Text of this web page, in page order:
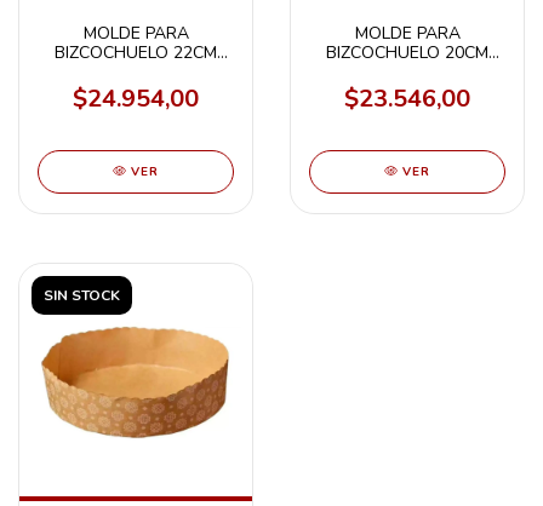
MOLDE PARA
BIZCOCHUELO 22CM
$24.954,00
VER
MOLDE PARA
BIZCOCHUELO 20CM
$23.546,00
VER
SIN STOCK